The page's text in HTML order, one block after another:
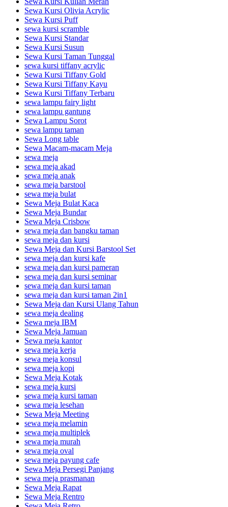
Sewa Kursi Olivia Acrylic
Sewa Kursi Puff
sewa kursi scramble
Sewa Kursi Standar
Sewa Kursi Susun
Sewa Kursi Taman Tunggal
sewa kursi tiffany acrylic
Sewa Kursi Tiffany Gold
Sewa Kursi Tiffany Kayu
Sewa Kursi Tiffany Terbaru
sewa lampu fairy light
sewa lampu gantung
Sewa Lampu Sorot
sewa lampu taman
Sewa Long table
Sewa Macam-macam Meja
sewa meja
sewa meja akad
sewa meja anak
sewa meja barstool
sewa meja bulat
Sewa Meja Bulat Kaca
Sewa Meja Bundar
Sewa Meja Crisbow
sewa meja dan bangku taman
sewa meja dan kursi
Sewa Meja dan Kursi Barstool Set
sewa meja dan kursi kafe
sewa meja dan kursi pameran
sewa meja dan kursi seminar
sewa meja dan kursi taman
sewa meja dan kursi taman 2in1
Sewa Meja dan Kursi Ulang Tahun
sewa meja dealing
Sewa meja IBM
Sewa Meja Jamuan
Sewa meja kantor
sewa meja kerja
sewa meja konsul
sewa meja kopi
Sewa Meja Kotak
sewa meja kursi
sewa meja kursi taman
sewa meja lesehan
Sewa Meja Meeting
sewa meja melamin
sewa meja multiplek
sewa meja murah
sewa meja oval
sewa meja payung cafe
Sewa Meja Persegi Panjang
sewa meja prasmanan
Sewa Meja Rapat
Sewa Meja Rentro